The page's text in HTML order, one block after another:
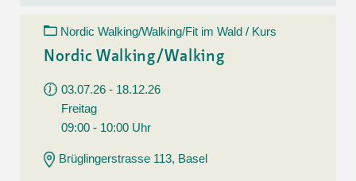
Nordic Walking/Walking/Fit im Wald / Kurs
Nordic Walking/Walking
03.07.26 - 18.12.26
Freitag
09:00 - 10:00 Uhr
Brüglingerstrasse 113, Basel